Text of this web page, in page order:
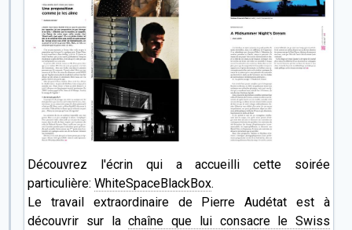
Découvrez l'écrin qui a accueilli cette soirée
particulière: WhiteSpaceBlackBox.
Le travail extraordinaire de Pierre Audétat est à
découvrir sur lachaîne que lui consacre le Swiss